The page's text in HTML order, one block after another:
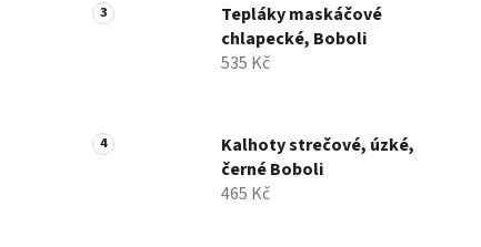
Tepláky maskáčové
chlapecké, Boboli
535 Kč
Kalhoty strečové, úzké,
černé Boboli
465 Kč